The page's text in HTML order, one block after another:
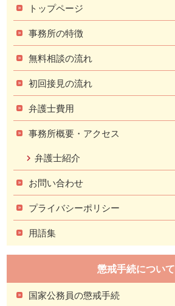
トップページ
事務所の特徴
無料相談の流れ
初回接見の流れ
弁護士費用
事務所概要・アクセス
弁護士紹介
お問い合わせ
プライバシーポリシー
用語集
懲戒手続について
国家公務員の懲戒手続